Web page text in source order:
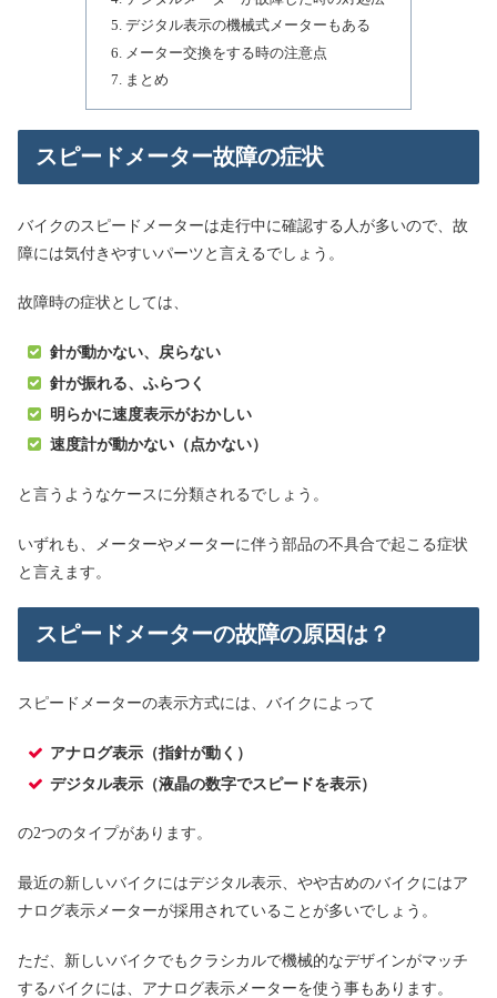
デジタル表示の機械式メーターもある
メーター交換をする時の注意点
まとめ
スピードメーター故障の症状
バイクのスピードメーターは走行中に確認する人が多いので、故
障には気付きやすいパーツと言えるでしょう。
故障時の症状としては、
針が動かない、戻らない
針が振れる、ふらつく
明らかに速度表示がおかしい
速度計が動かない（点かない）
と言うようなケースに分類されるでしょう。
いずれも、メーターやメーターに伴う部品の不具合で起こる症状
と言えます。
スピードメーターの故障の原因は？
スピードメーターの表示方式には、バイクによって
アナログ表示（指針が動く）
デジタル表示（液晶の数字でスピードを表示）
の2つのタイプがあります。
最近の新しいバイクにはデジタル表示、やや古めのバイクにはア
ナログ表示メーターが採用されていることが多いでしょう。
ただ、新しいバイクでもクラシカルで機械的なデザインがマッチ
するバイクには、アナログ表示メーターを使う事もあります。